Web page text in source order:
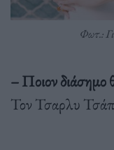
Φωτ.:
– Ποιον διάσημο
Τον Τσαρλυ